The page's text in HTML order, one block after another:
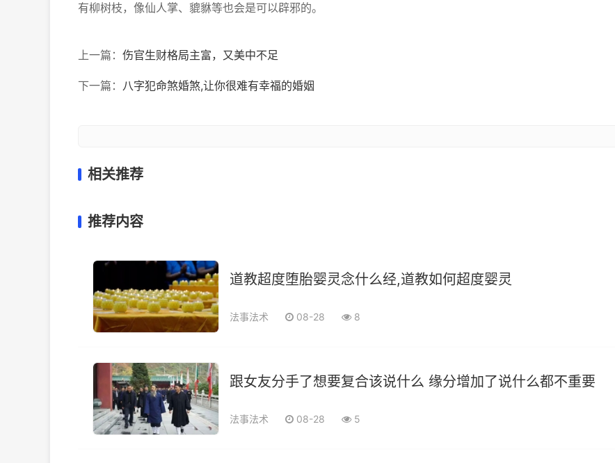
有柳树枝，像仙人掌、貔貅等也会是可以辟邪的。
上一篇： 伤官生财格局主富，又美中不足
下一篇： 八字犯命煞婚煞,让你很难有幸福的婚姻
相关推荐
推荐内容
道教超度堕胎婴灵念什么经,道教如何超度婴灵
法事法术 08-28 8
跟女友分手了想要复合该说什么 缘分增加了说什么都不重要
法事法术 08-28 5